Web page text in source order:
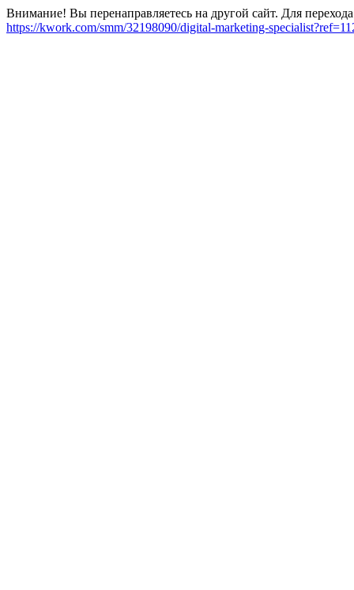
Внимание! Вы перенаправляетесь на другой сайт. Для
https://kwork.com/smm/32198090/digital-marketing-